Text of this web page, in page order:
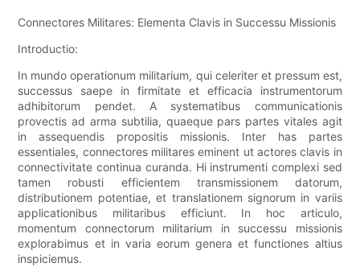
Connectores Militares: Elementa Clavis in Successu Missionis
Introductio:
In mundo operationum militarium, qui celeriter et pressum est,
successus saepe in firmitate et efficacia instrumentorum
adhibitorum pendet. A systematibus communicationis
provectis ad arma subtilia, quaeque pars partes vitales agit
in assequendis propositis missionis. Inter has partes
essentiales, connectores militares eminent ut actores clavis in
connectivitate continua curanda. Hi instrumenti complexi sed
tamen robusti efficientem transmissionem datorum,
distributionem potentiae, et translationem signorum in variis
applicationibus militaribus efficiunt. In hoc articulo,
momentum connectorum militarium in successu missionis
explorabimus et in varia eorum genera et functiones altius
inspiciemus.